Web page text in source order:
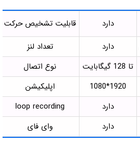
دارد
قابلیت تشخیص حرکت
دارد
تعداد لنز
تا 128 گیگابایت
نوع اتصال
1920*1080
اپلیکیشن
دارد
loop recording
دارد وای فای